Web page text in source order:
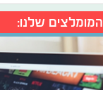
המומלצים שלנו: